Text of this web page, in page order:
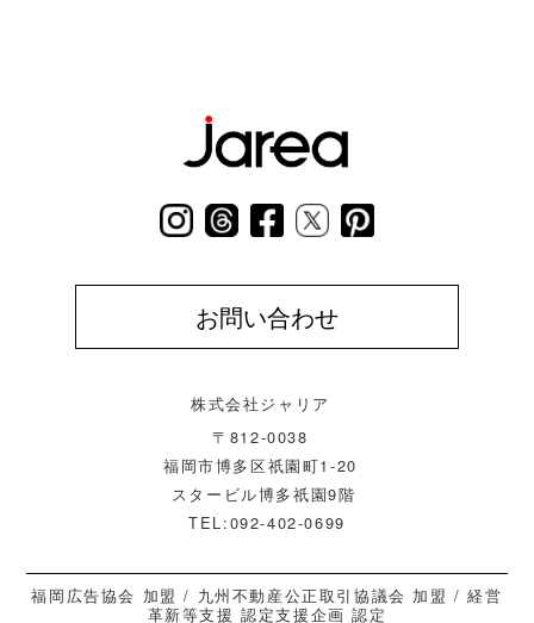
お問い合わせ
株式会社ジャリア
〒812-0038
福岡市博多区祇園町1-20
スタービル博多祇園9階
TEL:092-402-0699
福岡広告協会 加盟 / 九州不動産公正取引協議会 加盟 / 経営
革新等支援 認定支援企画 認定